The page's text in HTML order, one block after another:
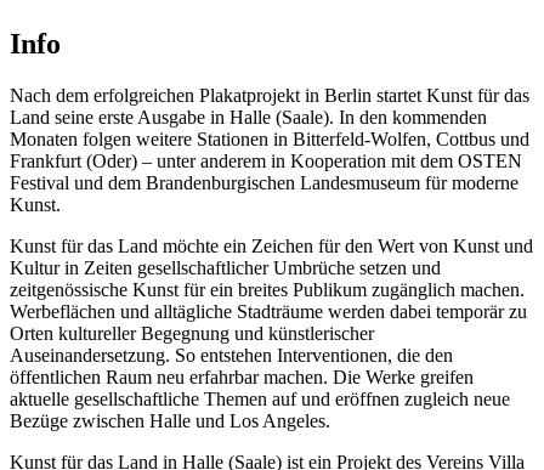
Info
Nach dem erfolgreichen Plakatprojekt in Berlin startet Kunst für das
Land seine erste Ausgabe in Halle (Saale). In den kommenden
Monaten folgen weitere Stationen in Bitterfeld-Wolfen, Cottbus und
Frankfurt (Oder) – unter anderem in Kooperation mit dem OSTEN
Festival und dem Brandenburgischen Landesmuseum für moderne
Kunst.
Kunst für das Land möchte ein Zeichen für den Wert von Kunst und
Kultur in Zeiten gesellschaftlicher Umbrüche setzen und
zeitgenössische Kunst für ein breites Publikum zugänglich machen.
Werbeflächen und alltägliche Stadträume werden dabei temporär zu
Orten kultureller Begegnung und künstlerischer
Auseinandersetzung. So entstehen Interventionen, die den
öffentlichen Raum neu erfahrbar machen. Die Werke greifen
aktuelle gesellschaftliche Themen auf und eröffnen zugleich neue
Bezüge zwischen Halle und Los Angeles.
Kunst für das Land in Halle (Saale) ist ein Projekt des Vereins Villa